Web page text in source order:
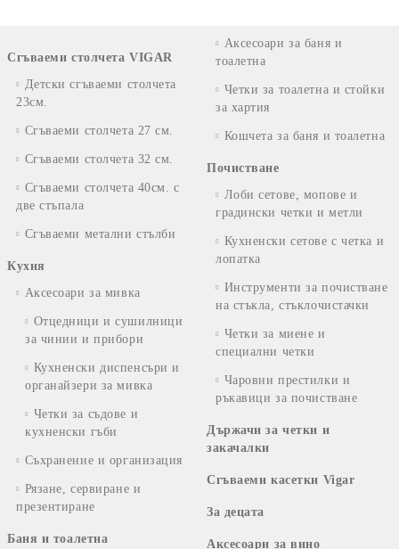
Сгъваеми столчета VIGAR
Детски сгъваеми столчета
23см.
Сгъваеми столчета 27 см.
Сгъваеми столчета 32 см.
Сгъваеми столчета 40см. с
две стъпала
Сгъваеми метални стълби
Кухня
Аксесоари за мивка
Отцедници и сушилници
за чинии и прибори
Кухненски диспенсъри и
органайзери за мивка
Четки за съдове и
кухненски гъби
Съхранение и организация
Рязане, сервиране и
презентиране
Баня и тоалетна
Аксесоари за баня и
тоалетна
Четки за тоалетна и стойки
за хартия
Кошчета за баня и тоалетна
Почистване
Лоби сетове, мопове и
градински четки и метли
Кухненски сетове с четка и
лопатка
Инструменти за почистване
на стъкла, стъклочистачки
Четки за миене и
специални четки
Чаровни престилки и
ръкавици за почистване
Държачи за четки и
закачалки
Сгъваеми касетки Vigar
За децата
Аксесоари за вино